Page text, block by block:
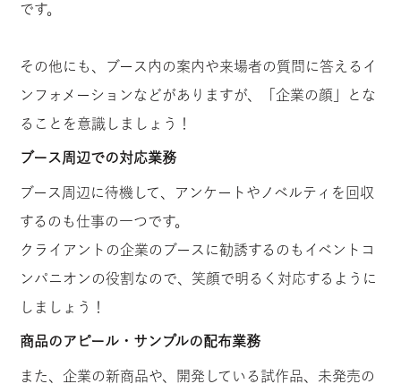
です。
その他にも、ブース内の案内や来場者の質問に答えるイ
ンフォメーションなどがありますが、「企業の顔」とな
ることを意識しましょう！
ブース周辺での対応業務
ブース周辺に待機して、アンケートやノベルティを回収
するのも仕事の一つです。
クライアントの企業のブースに勧誘するのもイベントコ
ンパニオンの役割なので、笑顔で明るく対応するように
しましょう！
商品のアピール・サンプルの配布業務
また、企業の新商品や、開発している試作品、未発売の